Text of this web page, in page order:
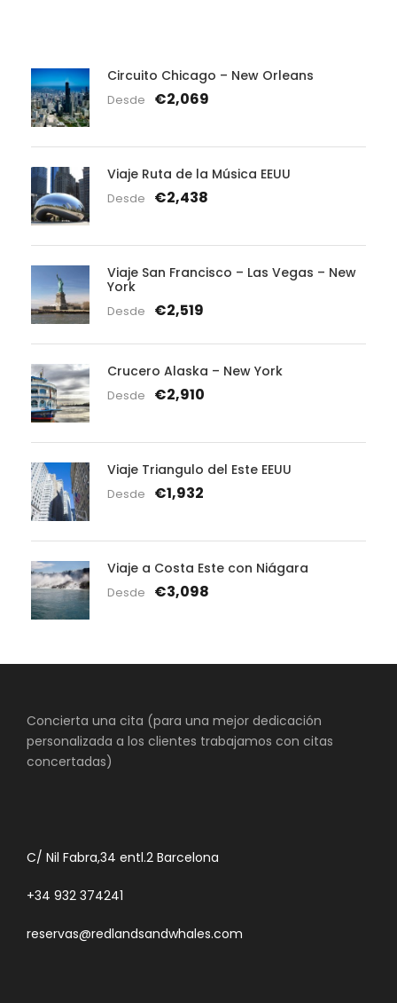
Circuito Chicago – New Orleans
Desde €2,069
Viaje Ruta de la Música EEUU
Desde €2,438
Viaje San Francisco – Las Vegas – New
York
Desde €2,519
Crucero Alaska – New York
Desde €2,910
Viaje Triangulo del Este EEUU
Desde €1,932
Viaje a Costa Este con Niágara
Desde €3,098
Concierta una cita (para una mejor dedicación
personalizada a los clientes trabajamos con citas
concertadas)
C/ Nil Fabra,34 entl.2 Barcelona
+34 932 374241
reservas@redlandsandwhales.com